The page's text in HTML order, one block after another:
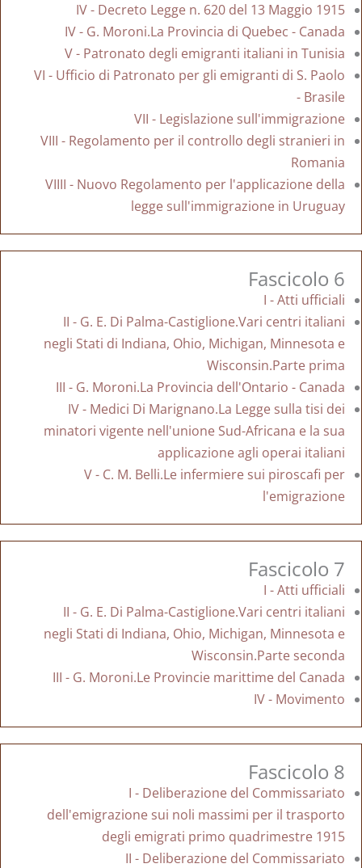
IV - Decreto Legge n. 620 del 13 Maggio 1915
IV - G. Moroni.La Provincia di Quebec - Canada
V - Patronato degli emigranti italiani in Tunisia
VI - Ufficio di Patronato per gli emigranti di S. Paolo
- Brasile
VII - Legislazione sull'immigrazione
VIII - Regolamento per il controllo degli stranieri in
Romania
VIIII - Nuovo Regolamento per l'applicazione della
legge sull'immigrazione in Uruguay
Fascicolo 6
I - Atti ufficiali
II - G. E. Di Palma-Castiglione.Vari centri italiani
negli Stati di Indiana, Ohio, Michigan, Minnesota e
Wisconsin.Parte prima
III - G. Moroni.La Provincia dell'Ontario - Canada
IV - Medici Di Marignano.La Legge sulla tisi dei
minatori vigente nell'unione Sud-Africana e la sua
applicazione agli operai italiani
V - C. M. Belli.Le infermiere sui piroscafi per
l'emigrazione
Fascicolo 7
I - Atti ufficiali
II - G. E. Di Palma-Castiglione.Vari centri italiani
negli Stati di Indiana, Ohio, Michigan, Minnesota e
Wisconsin.Parte seconda
III - G. Moroni.Le Provincie marittime del Canada
IV - Movimento
Fascicolo 8
I - Deliberazione del Commissariato
dell'emigrazione sui noli massimi per il trasporto
degli emigrati primo quadrimestre 1915
II - Deliberazione del Commissariato